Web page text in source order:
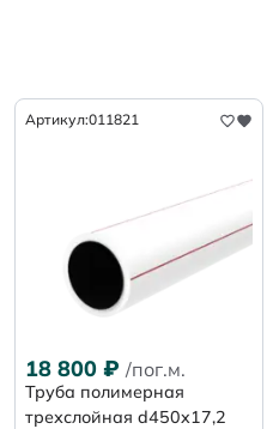
Артикул:011821
18 800 ₽ /пог.м.
Труба полимерная
трехслойная d450x17,2